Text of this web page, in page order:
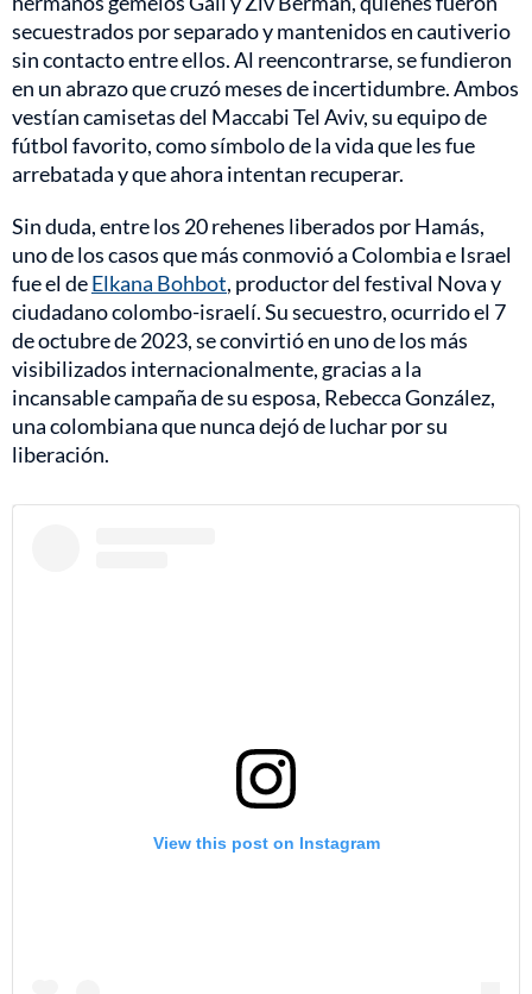
secuestrados por separado y mantenidos en cautiverio
sin contacto entre ellos. Al reencontrarse, se fundieron
en un abrazo que cruzó meses de incertidumbre. Ambos
vestían camisetas del Maccabi Tel Aviv, su equipo de
fútbol favorito, como símbolo de la vida que les fue
arrebatada y que ahora intentan recuperar.
Sin duda, entre los 20 rehenes liberados por Hamás,
uno de los casos que más conmovió a Colombia e Israel
fue el deElkana Bohbot, productor del festival Nova y
ciudadano colombo-israelí. Su secuestro, ocurrido el 7
de octubre de 2023, se convirtió en uno de los más
visibilizados internacionalmente, gracias a la
incansable campaña de su esposa, Rebecca González,
una colombiana que nunca dejó de luchar por su
liberación.
View this post on Instagram